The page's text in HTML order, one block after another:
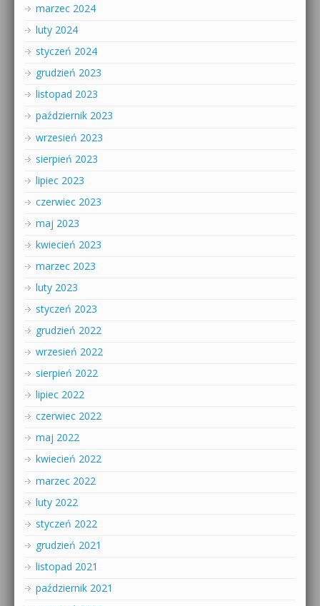
marzec 2024
luty 2024
styczeń 2024
grudzień 2023
listopad 2023
październik 2023
wrzesień 2023
sierpień 2023
lipiec 2023
czerwiec 2023
maj 2023
kwiecień 2023
marzec 2023
luty 2023
styczeń 2023
grudzień 2022
wrzesień 2022
sierpień 2022
lipiec 2022
czerwiec 2022
maj 2022
kwiecień 2022
marzec 2022
luty 2022
styczeń 2022
grudzień 2021
listopad 2021
październik 2021